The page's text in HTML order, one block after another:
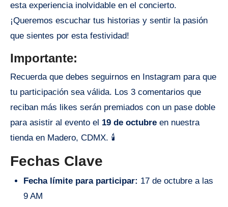
esta experiencia inolvidable en el concierto.
¡Queremos escuchar tus historias y sentir la pasión
que sientes por esta festividad!
Importante:
Recuerda que debes seguirnos en Instagram para que
tu participación sea válida. Los 3 comentarios que
reciban más likes serán premiados con un pase doble
para asistir al evento el 19 de octubre en nuestra
tienda en Madero, CDMX. 🕯️
Fechas Clave
Fecha límite para participar: 17 de octubre a las
9 AM